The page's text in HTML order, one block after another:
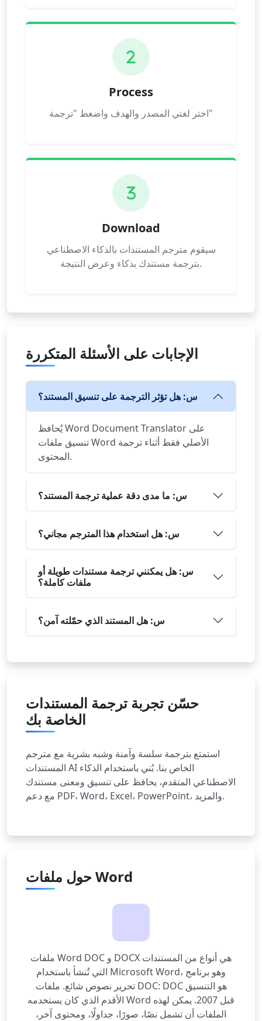
2
Process
اختر لغتي المصدر والهدف واضغط "ترجمة"
3
Download
سيقوم مترجم المستندات بالذكاء الاصطناعي
بترجمة مستندك بذكاء وعرض النتيجة.
الإجابات على الأسئلة المتكررة
س: هل تؤثر الترجمة على تنسيق المستند؟
يُحافظ Word Document Translator على
تنسيق ملفات Word الأصلي فقط أثناء ترجمة
المحتوى.
س: ما مدى دقة عملية ترجمة المستند؟
س: هل استخدام هذا المترجم مجاني؟
س: هل يمكنني ترجمة مستندات طويلة أو
ملفات كاملة؟
س: هل المستند الذي حمّلته آمن؟
حسّن تجربة ترجمة المستندات
الخاصة بك
استمتع بترجمة سلسة وآمنة وشبه بشرية مع مترجم
المستندات AI الخاص بنا. بُني باستخدام الذكاء
الاصطناعي المتقدم، يحافظ على تنسيق ومعنى مستندك
مع دعم PDF، Word، Excel، PowerPoint، والمزيد.
حول ملفات Word
ملفات Word DOC و DOCX هي أنواع من المستندات
التي تُنشأ باستخدام Microsoft Word، وهو برنامج
تحرير نصوص شائع. ملفات DOC: DOC هو التنسيق
الأقدم الذي كان يستخدمه Word قبل 2007. يمكن لهذه
الملفات أن تشمل نصًا، صورًا، جداولًا، ومحتوى آخر،